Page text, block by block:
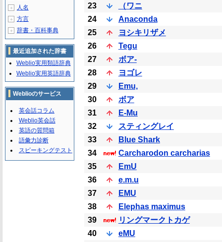
23
（ワニ
24
Anaconda
25
ヨシキリザメ
26
Tegu
27
ボア-
28
ヨゴレ
29
Emu,
30
ボア
31
E-Mu
32
スティングレイ
33
Blue Shark
34
Carcharodon carcharias
35
EmU
36
e.m.u
37
EMU
38
Elephas maximus
39
リングマークトカゲ
40
eMU
＋ 人名
＋ 方言
＋ 辞書・百科事典
最近追加された辞書
Weblio実用類語辞典
Weblio実用英語辞典
Weblioのサービス
英会話コラム
Weblio英会話
英語の質問箱
語彙力診断
スピーキングテスト